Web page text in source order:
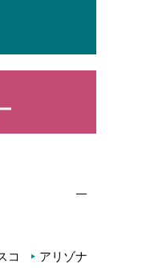
コ
アリゾナ